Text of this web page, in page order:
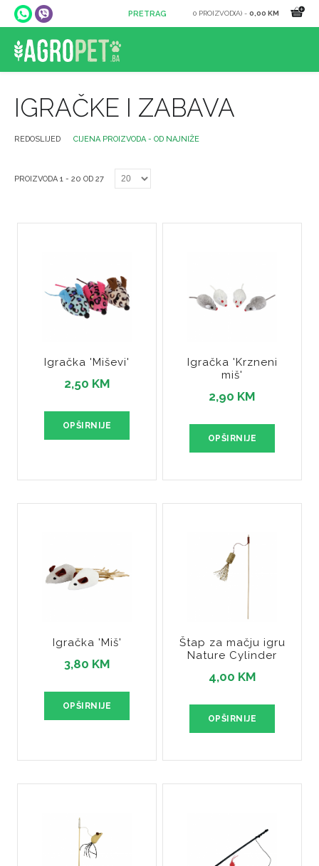
0 PROIZVOD(A) - 0,00 KM
IGRAČKE I ZABAVA
REDOSLIJED CIJENA PROIZVODA - OD NAJNIŽE
PROIZVODA 1 - 20 OD 27
Igračka 'Miševi'
2,50 KM
OPŠIRNIJE
Igračka 'Krzneni
miš'
2,90 KM
OPŠIRNIJE
Igračka 'Miš'
3,80 KM
OPŠIRNIJE
Štap za mačju igru
Nature Cylinder
4,00 KM
OPŠIRNIJE